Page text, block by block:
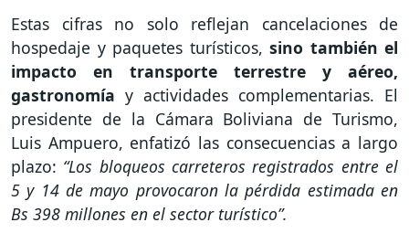
Estas cifras no solo reflejan cancelaciones de
hospedaje y paquetes turísticos, sino también el
impacto en transporte terrestre y aéreo,
gastronomía y actividades complementarias. El
presidente de la Cámara Boliviana de Turismo,
Luis Ampuero, enfatizó las consecuencias a largo
plazo: “Los bloqueos carreteros registrados entre el
5 y 14 de mayo provocaron la pérdida estimada en
Bs 398 millones en el sector turístico”.